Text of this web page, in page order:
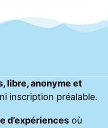
libre, anonyme et
inscription préalable.
d’expériences où